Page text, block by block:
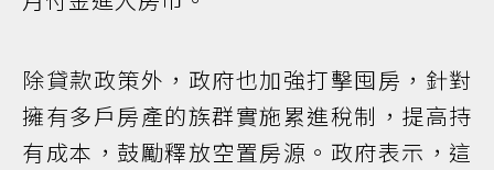
除貸款政策外，政府也加強打擊囤房，針對
擁有多戶房產的族群實施累進稅制，提高持
有成本，鼓勵釋放空置房源。政府表示，這